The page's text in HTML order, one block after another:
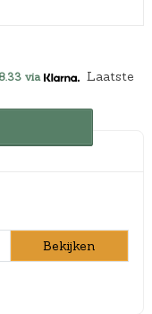
via
Laatste
Bekijken